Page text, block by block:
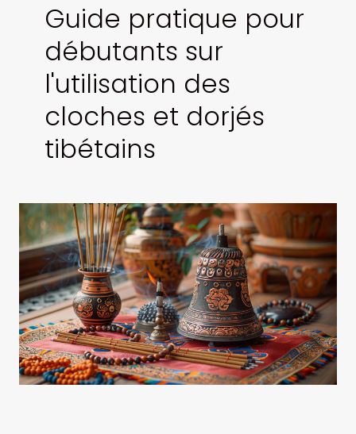
Guide pratique pour
débutants sur
l'utilisation des
cloches et dorjés
tibétains